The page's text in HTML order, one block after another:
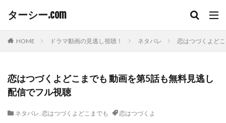
ターシー.com
HOME ドラマ動画の見逃し視聴！ ネタバレ 恋はつづくよど
恋はつづくよどこまでも 動画を第5話も無料見逃し
配信でフル視聴
ネタバレ, 恋はつづくよどこまでも 恋はつづくよ